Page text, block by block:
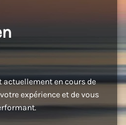
en cours de
expérience et de vous